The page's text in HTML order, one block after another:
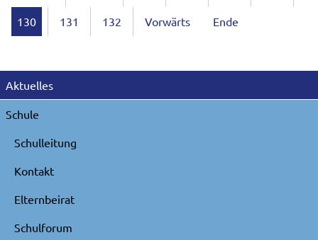
130 131 132 Vorwärts Ende
Navigation
überspringen
Aktuelles
Schule
Schulleitung
Kontakt
Elternbeirat
Schulforum